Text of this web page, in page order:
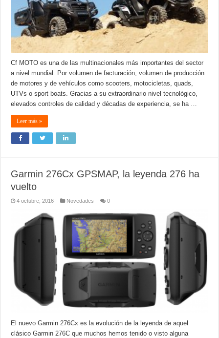
Cf MOTO es una de las multinacionales más importantes del sector
a nivel mundial. Por volumen de facturación, volumen de producción
de motores y de vehículos como scooters, motocicletas, quads,
UTVs o sport boats. Gracias a su extraordinario nivel tecnológico,
elevados controles de calidad y décadas de experiencia, se ha …
Leer más »
Garmin 276Cx GPSMAP, la leyenda 276 ha
vuelto
4 octubre, 2016 Novedades 0
El nuevo Garmin 276Cx es la evolución de la leyenda de aquel
clásico Garmin 276C que muchos hemos tenido o visto alguna